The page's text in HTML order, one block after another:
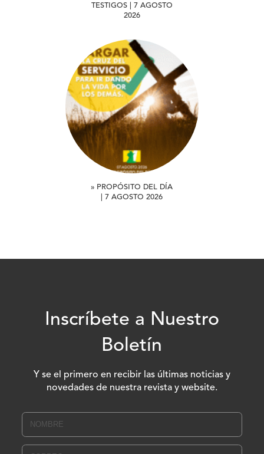
TESTIGOS | 7 AGOSTO
2026
» PROPÓSITO DEL DÍA
| 7 AGOSTO 2026
Inscríbete a Nuestro
Boletín
Y se el primero en recibir las últimas noticias y
novedades de nuestra revista y website.